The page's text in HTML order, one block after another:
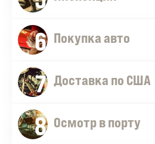
6 Покупка авто
7 Доставка по США
8 Осмотр в порту